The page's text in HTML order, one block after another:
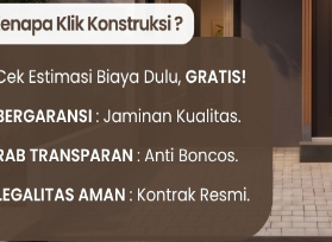
– Rp 165.000/m²
m² (paket material + jasa)
plafon tahan garam dan
estimasi penghematan 15-20%